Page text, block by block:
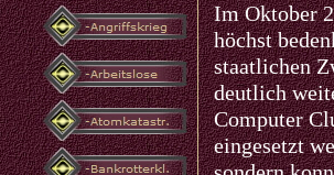
Im Oktober
höchst
staatlichen
deutlich
Computer
eingesetzt